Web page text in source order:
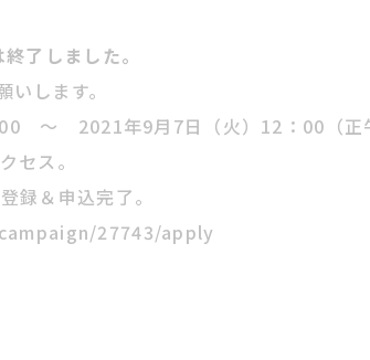
了しました。
します。
～ 2021年9月 7日（火） 12：00（正
セス。
録＆申込完了。
27743/apply